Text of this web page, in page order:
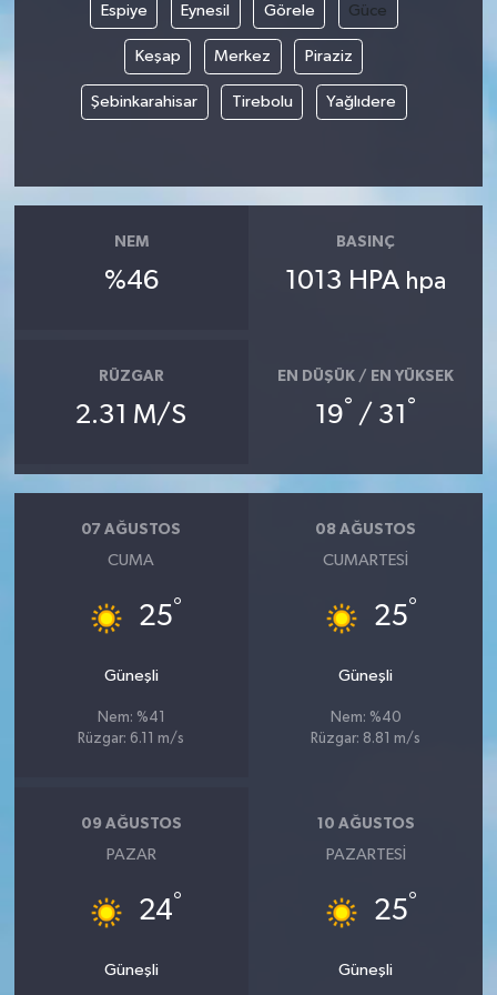
Espiye Eynesil Görele Güce
Keşap Merkez Piraziz
Şebinkarahisar Tirebolu Yağlıdere
NEM
%46
BASINÇ
1013 HPA hpa
RÜZGAR
2.31 M/S
EN DÜŞÜK / EN YÜKSEK
19° / 31 °
07 AĞUSTOS
CUMA
25°
Güneşli
Nem: %41
Rüzgar: 6.11 m/s
08 AĞUSTOS
CUMARTESI
25°
Güneşli
Nem: %40
Rüzgar: 8.81 m/s
09 AĞUSTOS
PAZAR
24°
Güneşli
10 AĞUSTOS
PAZARTESI
25°
Güneşli